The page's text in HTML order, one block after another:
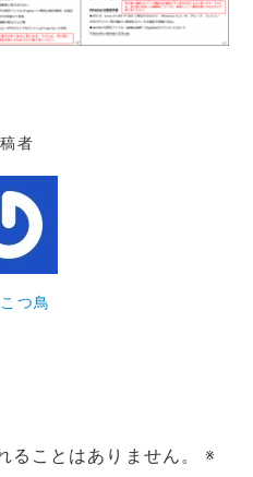
者
つ鳥
ることはありません。
※